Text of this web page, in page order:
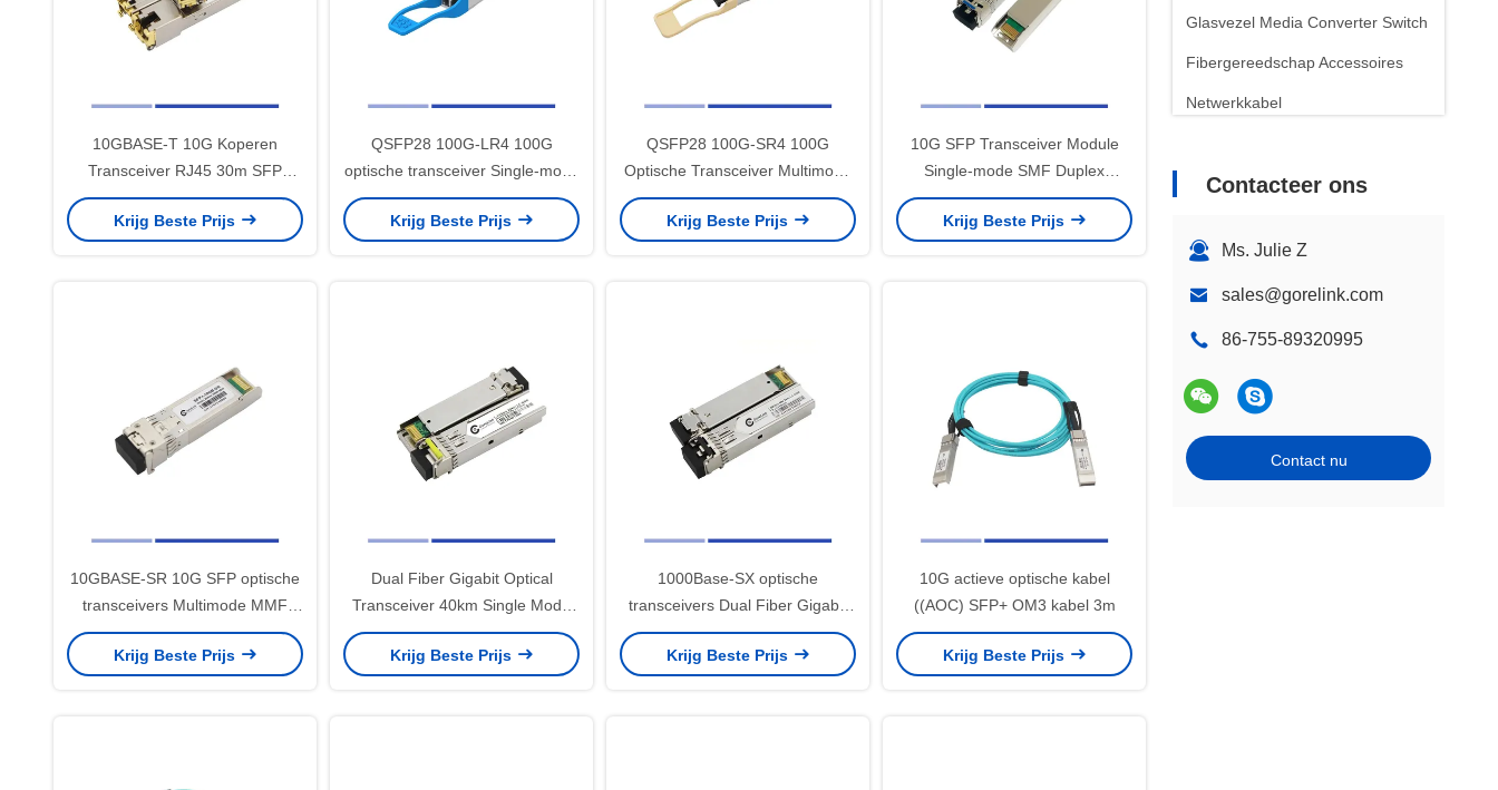
Glasvezel Media Converter Switch
Fibergereedschap Accessoires
Netwerkkabel
Telecomaanvullingen
Contacteer ons
Ms. Julie Z
sales@gorelink.com
86-755-89320995
Contact nu
10GBASE-T 10G Koperen
Transceiver RJ45 30m SFP
Ethernet-module Corrosion Proof
Krijg Beste Prijs
QSFP28 100G-LR4 100G
optische transceiver Single-mode
SMF 1310nm 10km
Krijg Beste Prijs
QSFP28 100G-SR4 100G
Optische Transceiver Multimode
MMF Transceiver 850nm 100m
Krijg Beste Prijs
10G SFP Transceiver Module
Single-mode SMF Duplex
1310nm 20km
Krijg Beste Prijs
10GBASE-SR 10G SFP optische
transceivers Multimode MMF
Duplex LC 850nm 300m
Krijg Beste Prijs
Dual Fiber Gigabit Optical
Transceiver 40km Single Mode
SMF 1310nm LC
Krijg Beste Prijs
1000Base-SX optische
transceivers Dual Fiber Gigabit
Multimode MMF LC 550m
850nm
Krijg Beste Prijs
10G actieve optische kabel
((AOC) SFP+ OM3 kabel 3m
Krijg Beste Prijs